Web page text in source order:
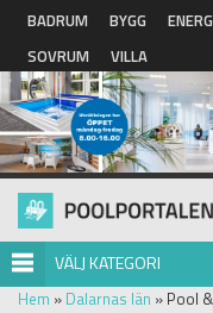
Hoppa till huvudinnehåll
BADRUM BYGG
SOVRUM
VILLA
VÄLJ KATEGORI
Hem » Dalarnas län » Pool